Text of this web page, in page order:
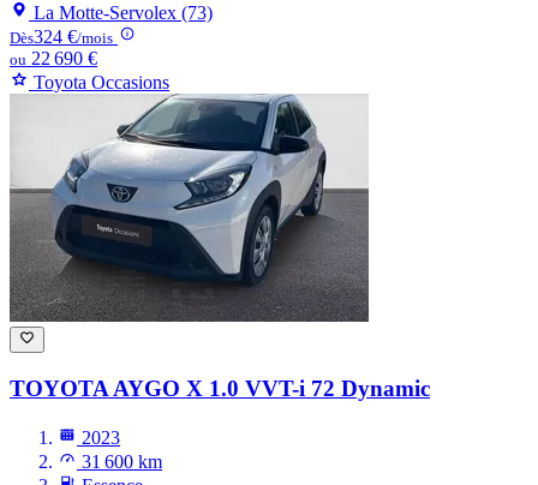
La Motte-Servolex (73)
Dès324 €/mois
ou 22 690 €
Toyota Occasions
TOYOTA AYGO X 1.0 VVT-i 72 Dynamic
2023
31 600 km